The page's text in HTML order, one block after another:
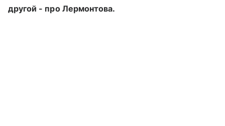
другой - про Лермонтова.